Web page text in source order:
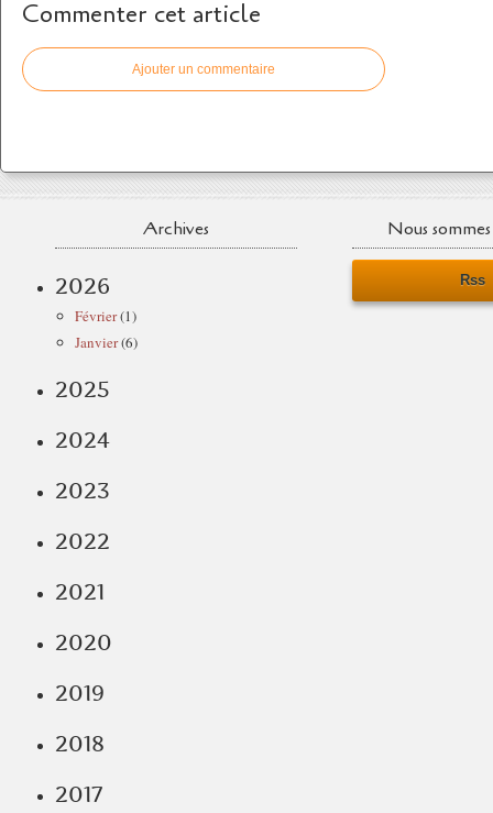
Commenter cet article
Ajouter un commentaire
Archives
2026
Février(1)
Janvier(6)
2025
2024
2023
2022
2021
2020
2019
2018
2017
Nous
Rss